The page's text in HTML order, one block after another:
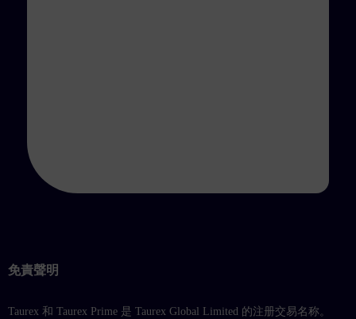
免責聲明
Taurex 和 Taurex Prime 是 Taurex Global Limited 的注册交易名称。